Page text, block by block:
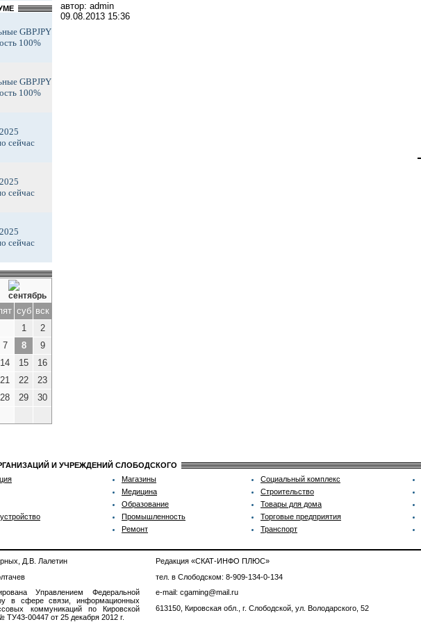
GBPJPY
100%
GBPJPY
100%
сейчас
сейчас
сейчас
суб вск
1
2
7 8
9
14 15
16
21 22
23
28 29
30
автор: admin
09.08.2013 15:36
И УЧРЕЖДЕНИЙ СЛОБОДСКОГО
Магазины
Медицина
Образование
Промышленность
Ремонт
Социальный комплекс
Строительство
Товары для дома
Торговые предприятия
Транспорт
Д.В. Лалетин
Управлением Федеральной
в сфере связи, информационных
коммуникаций по Кировской
00447 от 25 декабря 2012 г.
Редакция «СКАТ-ИНФО ПЛЮС»
тел. в Слободском: 8-909-134-0-134
e-mail: cgaming@mail.ru
613150, Кировская обл., г. Слободской, ул. Володарского, 52